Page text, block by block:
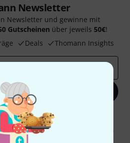
Newsletter
Newsletter und gewinne mit
Gutscheinen über jeweils 50€!
Deals Thomann Insights
Jetzt anmelden
stimmen Sie dem Erhalt von E-Mail-
des E-Mail-Nutzungsverhaltens zu. Die
Weitere Informationen finden Sie in
Datenschutzhinweisen